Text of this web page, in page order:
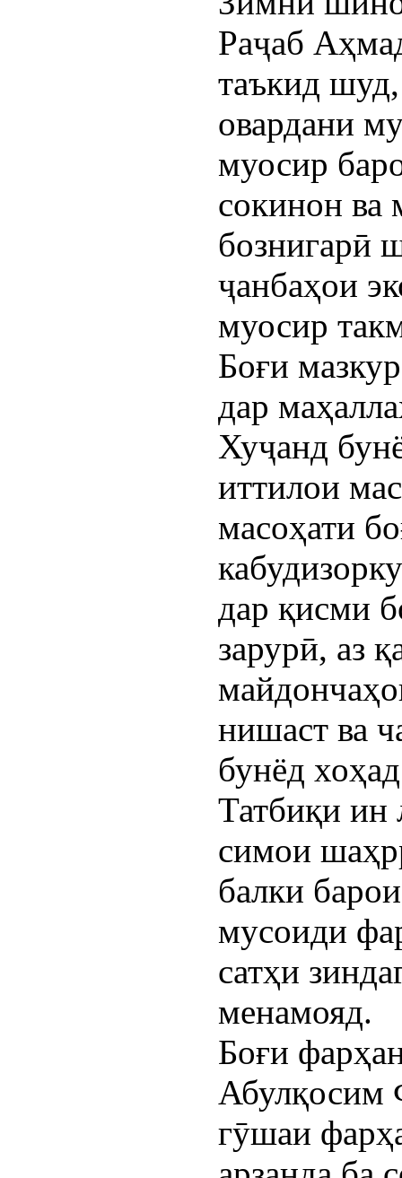
Раҷаб
таъкид
овардани
муосир
сокинон ва
бознигарӣ
ҷанбаҳои
муосир
Боғи
дар
Хуҷанд
иттилои
масоҳати
дар қисми
зарурӣ, аз
нишаст ва
бунёд
Татбиқи ин
симои
балки
мусоиди
сатҳи
менамояд.
Боғи
Абулқосим
гӯшаи